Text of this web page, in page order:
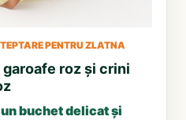
PENTRU ZLATNA
roz și crini
buchet delicat și